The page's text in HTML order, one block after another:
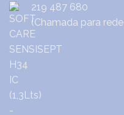
219 487 680
(Chamada para